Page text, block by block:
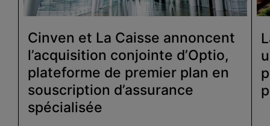
Cinven et La Caisse annoncent
l’acquisition conjointe d’Optio,
plateforme de premier plan en
souscription d’assurance
spécialisée